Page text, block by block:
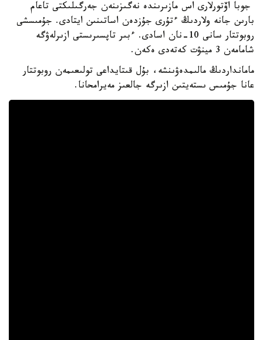
جوبا اۆتورلارى اس مازىرىندە نەگىزىنەن جەرگىلىكتى تاعام
بارىن جانە ولاردىڭ ءتۇرى جۇزدەن اساتىنىن ايتادى. جۇمىسشى
روبوتتار سانى 10-نان اسادى. ءبىر تاپسىرىستى ازىرلەۋگە
شامامەن 3 مينۋت كەتەدى ەكەن.
مامانداردىڭ مالىمدەۋىنشە، بۇل قىتايداعى تولىعىمەن روبوتتار
عانا جۇمىس ىستەيتىن ازىرگە جالعىز مەيرامحانا.